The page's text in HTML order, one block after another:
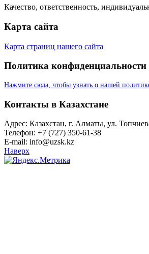
Качество, ответственность,
Карта сайта
Карта страниц нашего сайта
Политика конфиденциальности
Нажмите сюда, чтобы узнать о нашей
Контакты в Казахстане
Адрес: Казахстан, г. Алматы, ул.
Телефон: +7 (727) 350-61-38
E-mail: info@uzsk.kz
Наверх